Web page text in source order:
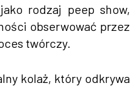
rodzaj peep show,
obserwować przez
twórczy.
kolaż, który odkrywa